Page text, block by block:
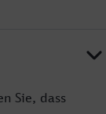
Sie, dass